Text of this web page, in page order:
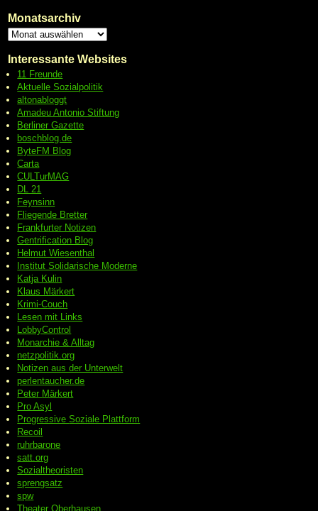
Monatsarchiv
Interessante Websites
11 Freunde
Aktuelle Sozialpolitik
altonabloggt
Amadeu Antonio Stiftung
Berliner Gazette
boschblog.de
ByteFM Blog
Carta
CULTurMAG
DL 21
Feynsinn
Fliegende Bretter
Frankfurter Notizen
Gentrification Blog
Helmut Wiesenthal
Institut Solidarische Moderne
Katja Kulin
Klaus Märkert
Krimi-Couch
Lesen mit Links
LobbyControl
Monarchie & Alltag
netzpolitik.org
Notizen aus der Unterwelt
perlentaucher.de
Peter Märkert
Pro Asyl
ProgressiveSoziale Plattform
Recoil
ruhrbarone
satt.org
Sozialtheoristen
sprengsatz
spw
Theater Oberhausen